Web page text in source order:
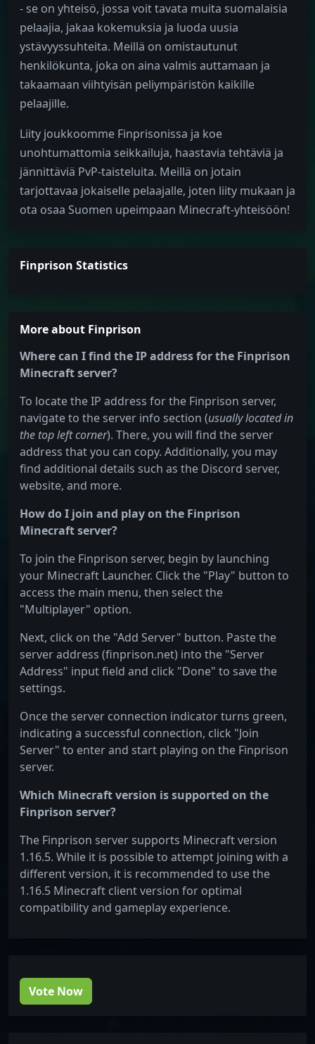
- se on yhteisö, jossa voit tavata muita suomalaisia
pelaajia, jakaa kokemuksia ja luoda uusia
ystävyyssuhteita. Meillä on omistautunut
henkilökunta, joka on aina valmis auttamaan ja
takaamaan viihtyisän peliympäristön kaikille
pelaajille.
Liity joukkoomme Finprisonissa ja koe
unohtumattomia seikkailuja, haastavia tehtäviä ja
jännittäviä PvP-taisteluita. Meillä on jotain
tarjottavaa jokaiselle pelaajalle, joten liity mukaan ja
ota osaa Suomen upeimpaan Minecraft-yhteisöön!
Finprison Statistics
More about Finprison
Where can I find the IP address for the Finprison
Minecraft server?
To locate the IP address for the Finprison server,
navigate to the server info section (usually located in
the top left corner). There, you will find the server
address that you can copy. Additionally, you may
find additional details such as the Discord server,
website, and more.
How do I join and play on the Finprison
Minecraft server?
To join the Finprison server, begin by launching
your Minecraft Launcher. Click the "Play" button to
access the main menu, then select the
"Multiplayer" option.
Next, click on the "Add Server" button. Paste the
server address (finprison.net) into the "Server
Address" input field and click "Done" to save the
settings.
Once the server connection indicator turns green,
indicating a successful connection, click "Join
Server" to enter and start playing on the Finprison
server.
Which Minecraft version is supported on the
Finprison server?
The Finprison server supports Minecraft version
1.16.5. While it is possible to attempt joining with a
different version, it is recommended to use the
1.16.5 Minecraft client version for optimal
compatibility and gameplay experience.
Vote Now